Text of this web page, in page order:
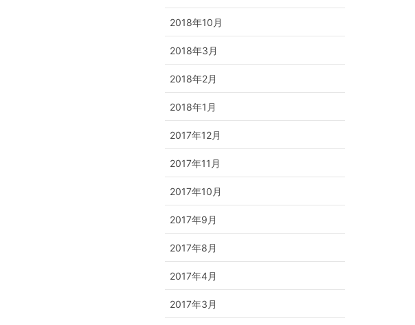
2018年10月
2018年3月
2018年2月
2018年1月
2017年12月
2017年11月
2017年10月
2017年9月
2017年8月
2017年4月
2017年3月